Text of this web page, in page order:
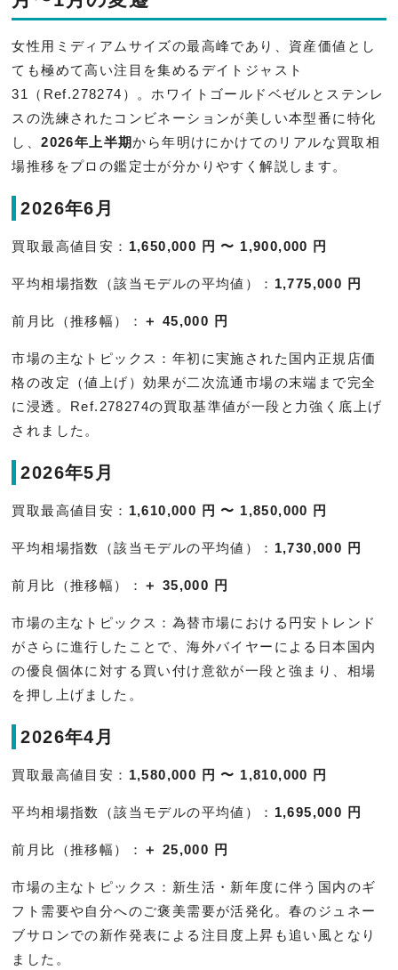
女性用ミディアムサイズの最高峰であり、資産価値とし
ても極めて高い注目を集めるデイトジャスト
31（Ref.278274）。ホワイトゴールドベゼルとステンレ
スの洗練されたコンビネーションが美しい本型番に特化
し、2026年上半期から年明けにかけてのリアルな買取相
場推移をプロの鑑定士が分かりやすく解説します。
2026年6月
買取最高値目安： 1,650,000 円 〜 1,900,000 円
平均相場指数（該当モデルの平均値）： 1,775,000 円
前月比（推移幅）： ＋ 45,000 円
市場の主なトピックス：年初に実施された国内正規店価
格の改定（値上げ）効果が二次流通市場の末端まで完全
に浸透。Ref.278274の買取基準値が一段と力強く底上げ
されました。
2026年5月
買取最高値目安： 1,610,000 円 〜 1,850,000 円
平均相場指数（該当モデルの平均値）： 1,730,000 円
前月比（推移幅）： ＋ 35,000 円
市場の主なトピックス：為替市場における円安トレンド
がさらに進行したことで、海外バイヤーによる日本国内
の優良個体に対する買い付け意欲が一段と強まり、相場
を押し上げました。
2026年4月
買取最高値目安： 1,580,000 円 〜 1,810,000 円
平均相場指数（該当モデルの平均値）： 1,695,000 円
前月比（推移幅）： ＋ 25,000 円
市場の主なトピックス：新生活・新年度に伴う国内のギ
フト需要や自分へのご褒美需要が活発化。春のジュネー
ブサロンでの新作発表による注目度上昇も追い風となり
ました。